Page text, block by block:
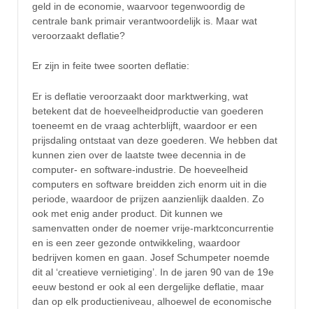
geld in de economie, waarvoor tegenwoordig de
centrale bank primair verantwoordelijk is. Maar wat
veroorzaakt deflatie?
Er zijn in feite twee soorten deflatie:
Er is deflatie veroorzaakt door marktwerking, wat
betekent dat de hoeveelheidproductie van goederen
toeneemt en de vraag achterblijft, waardoor er een
prijsdaling ontstaat van deze goederen. We hebben dat
kunnen zien over de laatste twee decennia in de
computer- en software-industrie. De hoeveelheid
computers en software breidden zich enorm uit in die
periode, waardoor de prijzen aanzienlijk daalden. Zo
ook met enig ander product. Dit kunnen we
samenvatten onder de noemer vrije-marktconcurrentie
en is een zeer gezonde ontwikkeling, waardoor
bedrijven komen en gaan. Josef Schumpeter noemde
dit al ‘creatieve vernietiging’. In de jaren 90 van de 19e
eeuw bestond er ook al een dergelijke deflatie, maar
dan op elk productieniveau, alhoewel de economische